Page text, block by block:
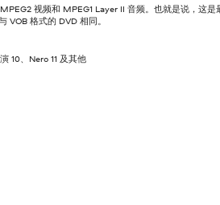
视频和 MPEG1 Layer II 音频。也就是说，这是
VOB 格式的 DVD 相同。
10、Nero 11 及其他